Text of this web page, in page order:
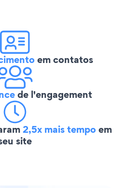
em contatos
de l'engagement
2,5x mais tempoem
site